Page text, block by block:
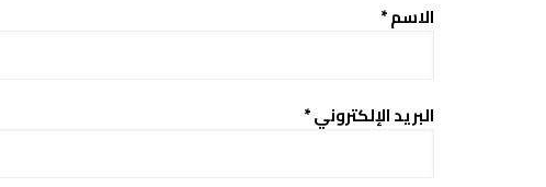
الاسم*
البريد الإلكتروني*